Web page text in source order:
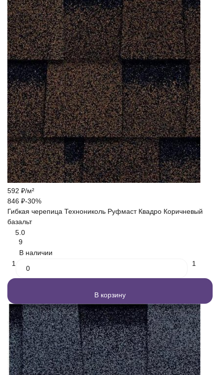
592 ₽/м²
846 ₽-30%
Гибкая черепица Технониколь Руфмаст Квадро Коричневый
базальт
5.0
9
В наличии
1
1
В корзину